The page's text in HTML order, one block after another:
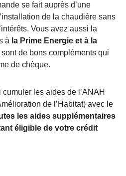
se fait auprès d’une
de la chaudière sans
Vous avez aussi la
à la Prime Energie et à la
sont de bons compléments qui
de chèque.
les aides de l’ANAH
de l’Habitat) avec le
les aides supplémentaires
éligible de votre crédit